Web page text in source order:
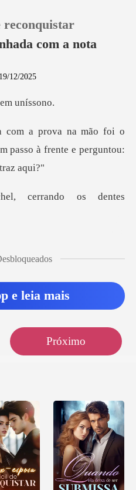
reconquistar
com a nota
12/2025
o
passo à frente e
el, cerrando os dente
e leia mais
Próximo